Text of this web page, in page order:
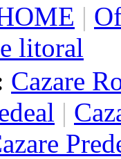
|
litoral
Cazare
|